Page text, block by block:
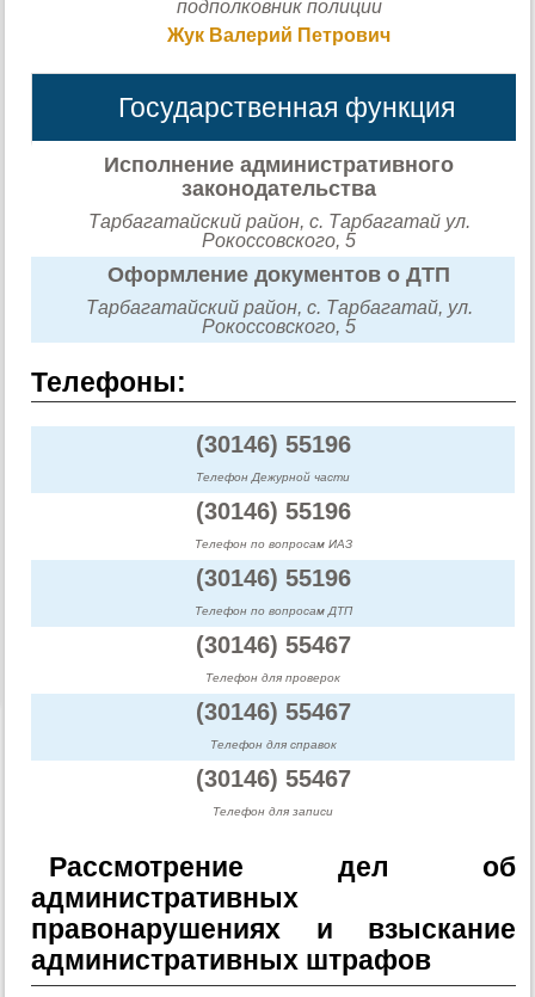
подполковник полиции
Жук Валерий Петрович
Государственная функция
Исполнение административного
законодательства
Тарбагатайский район, с. Тарбагатай ул.
Рокоссовского, 5
Оформление документов о ДТП
Тарбагатайский район, с. Тарбагатай, ул.
Рокоссовского, 5
Телефоны:
(30146) 55196
Телефон Дежурной части
(30146) 55196
Телефон по вопросам ИАЗ
(30146) 55196
Телефон по вопросам ДТП
(30146) 55467
Телефон для проверок
(30146) 55467
Телефон для справок
(30146) 55467
Телефон для записи
Рассмотрение дел об
административных
правонарушениях и взыскание
административных штрафов